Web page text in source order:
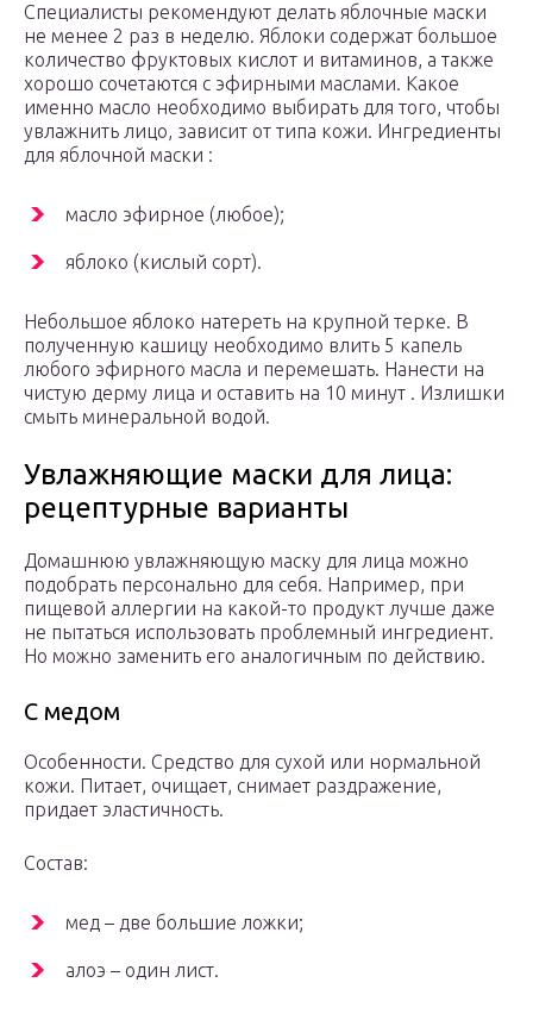
Специалисты рекомендуют делать яблочные маски
не менее 2 раз в неделю. Яблоки содержат большое
количество фруктовых кислот и витаминов, а также
хорошо сочетаются с эфирными маслами. Какое
именно масло необходимо выбирать для того, чтобы
увлажнить лицо, зависит от типа кожи. Ингредиенты
для яблочной маски :
масло эфирное (любое);
яблоко (кислый сорт).
Небольшое яблоко натереть на крупной терке. В
полученную кашицу необходимо влить 5 капель
любого эфирного масла и перемешать. Нанести на
чистую дерму лица и оставить на 10 минут . Излишки
смыть минеральной водой.
Увлажняющие маски для лица:
рецептурные варианты
Домашнюю увлажняющую маску для лица можно
подобрать персонально для себя. Например, при
пищевой аллергии на какой-то продукт лучше даже
не пытаться использовать проблемный ингредиент.
Но можно заменить его аналогичным по действию.
С медом
Особенности. Средство для сухой или нормальной
кожи. Питает, очищает, снимает раздражение,
придает эластичность.
Состав:
мед – две большие ложки;
алоэ – один лист.